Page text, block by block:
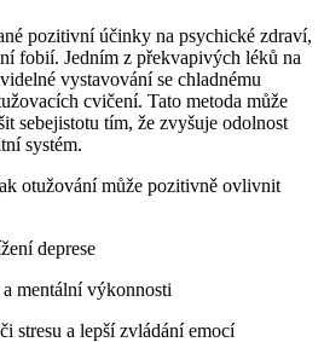
pozitivní účinky na psychické zdraví,
fobií. Jedním z překvapivých léků na
vystavování se chladnému
cvičení. Tato metoda může
sebejistotu tím, že zvyšuje odolnost
systém.
otužování může pozitivně ovlivnit
deprese
mentální výkonnosti
stresu a lepší zvládání emocí